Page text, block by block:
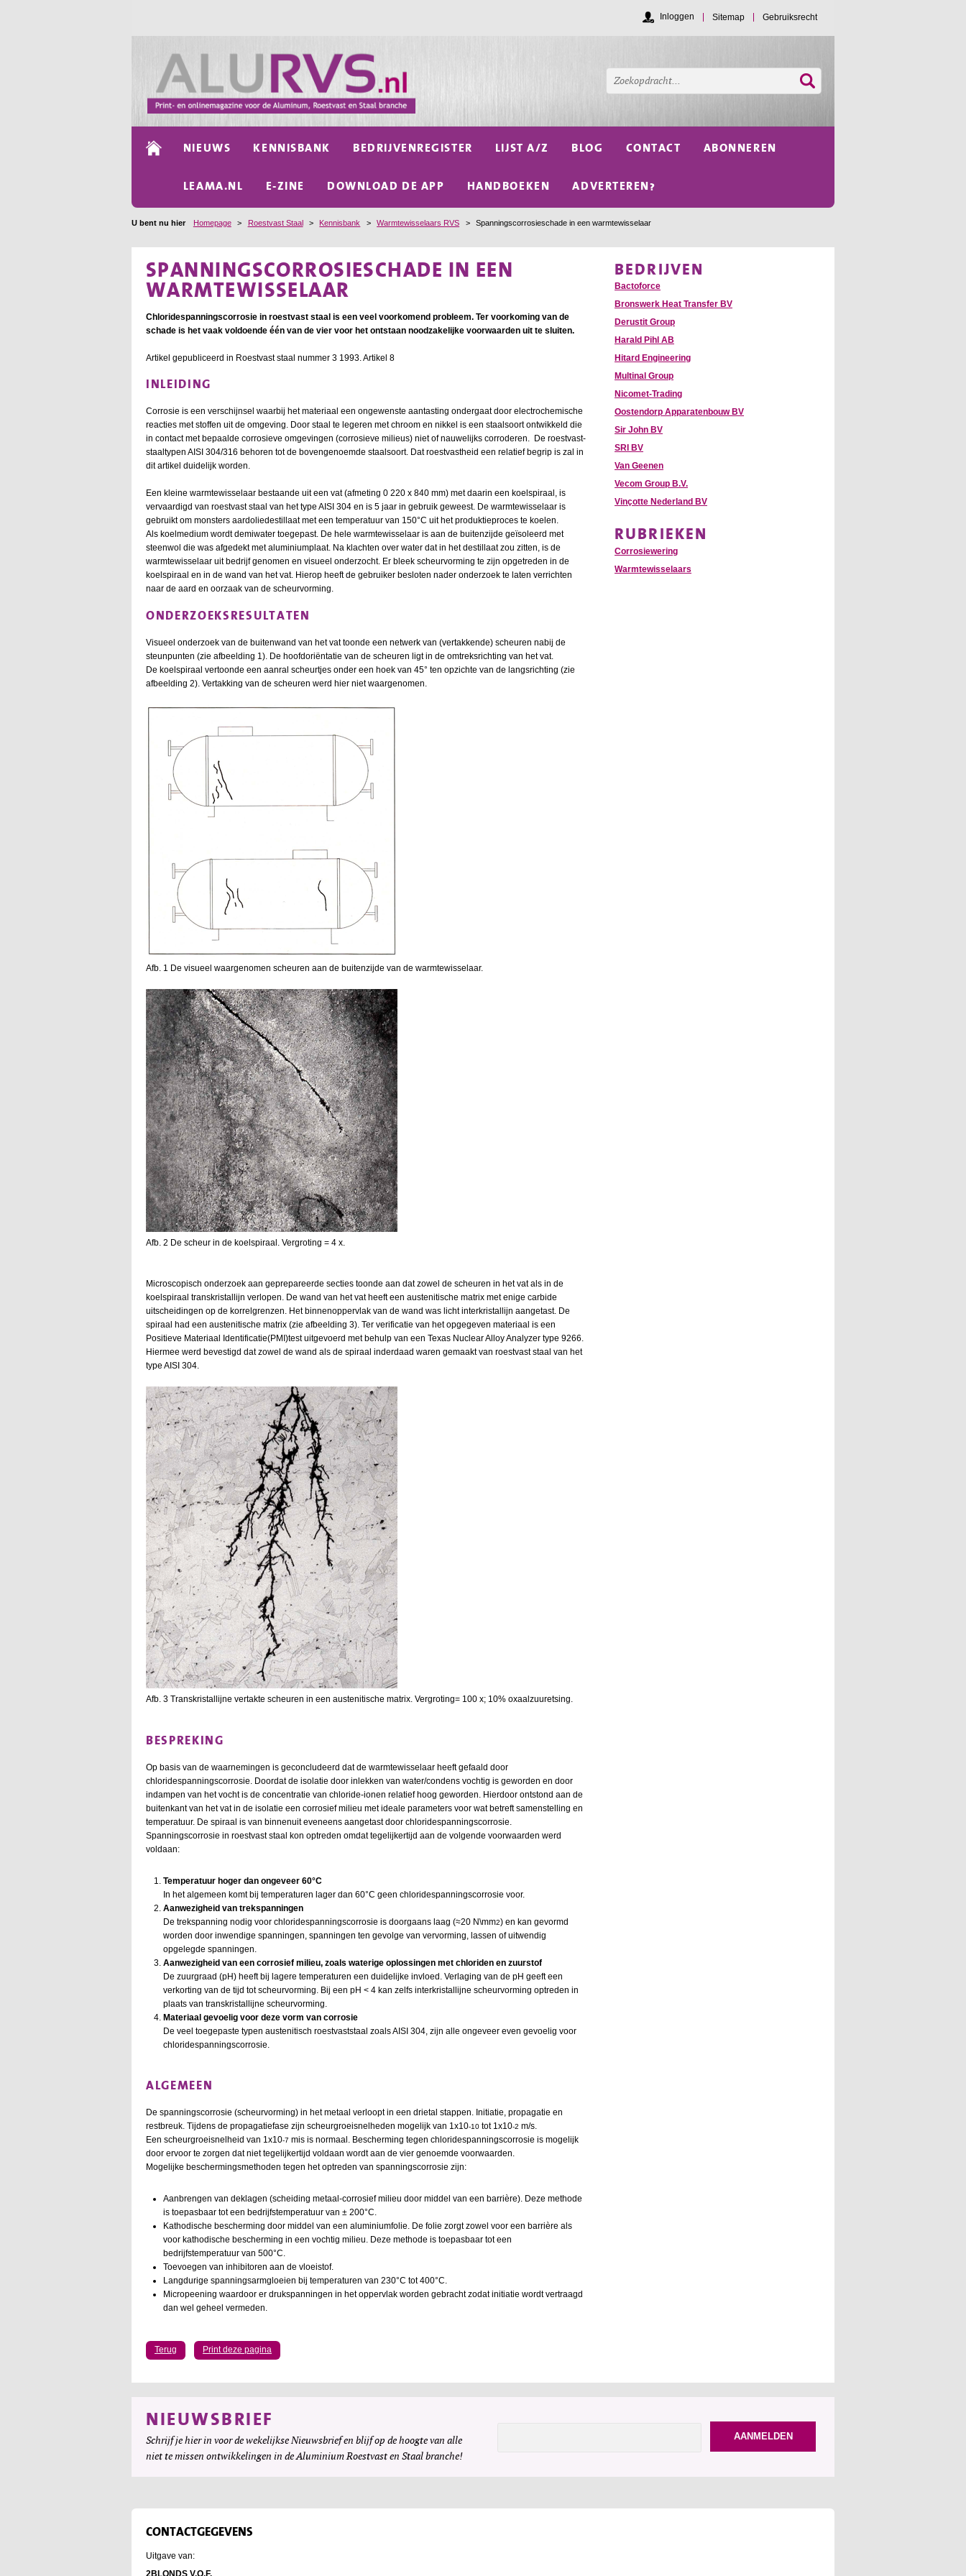
Sitemap Gebruiksrecht
Inloggen
NIEUWS KENNISBANK BEDRIJVENREGISTER LIJST A/Z BLOG CONTACT ABONNEREN
LEAMA.NL E-ZINE DOWNLOAD DE APP HANDBOEKEN ADVERTEREN?
U bent nu hier Homepage > Roestvast Staal > Kennisbank > Warmtewisselaars RVS > Spanningscorrosieschade in een warmtewisselaar
SPANNINGSCORROSIESCHADE IN EEN
WARMTEWISSELAAR
Chloridespanningscorrosie in roestvast staal is een veel voorkomend probleem. Ter voorkoming van de
schade is het vaak voldoende één van de vier voor het ontstaan noodzakelijke voorwaarden uit te sluiten.
Artikel gepubliceerd in Roestvast staal nummer 3 1993. Artikel 8
INLEIDING
Corrosie is een verschijnsel waarbij het materiaal een ongewenste aantasting ondergaat door electrochemische
reacties met stoffen uit de omgeving. Door staal te legeren met chroom en nikkel is een staalsoort ontwikkeld die
in contact met bepaalde corrosieve omgevingen (corrosieve milieus) niet of nauwelijks corroderen. De roestvast-
staaltypen AISI 304/316 behoren tot de bovengenoemde staalsoort. Dat roestvastheid een relatief begrip is zal in
dit artikel duidelijk worden.
Een kleine warmtewisselaar bestaande uit een vat (afmeting 0 220 x 840 mm) met daarin een koelspiraal, is
vervaardigd van roestvast staal van het type AISI 304 en is 5 jaar in gebruik geweest. De warmtewisselaar is
gebruikt om monsters aardoliedestillaat met een temperatuur van 150°C uit het produktieproces te koelen.
Als koelmedium wordt demiwater toegepast. De hele warmtewisselaar is aan de buitenzijde geïsoleerd met
steenwol die was afgedekt met aluminiumplaat. Na klachten over water dat in het destillaat zou zitten, is de
warmtewisselaar uit bedrijf genomen en visueel onderzocht. Er bleek scheurvorming te zijn opgetreden in de
koelspiraal en in de wand van het vat. Hierop heeft de gebruiker besloten nader onderzoek te laten verrichten
naar de aard en oorzaak van de scheurvorming.
ONDERZOEKSRESULTATEN
Visueel onderzoek van de buitenwand van het vat toonde een netwerk van (vertakkende) scheuren nabij de
steunpunten (zie afbeelding 1). De hoofdoriëntatie van de scheuren ligt in de omtreksrichting van het vat.
De koelspiraal vertoonde een aanral scheurtjes onder een hoek van 45° ten opzichte van de langsrichting (zie
afbeelding 2). Vertakking van de scheuren werd hier niet waargenomen.
Afb. 1 De visueel waargenomen scheuren aan de buitenzijde van de warmtewisselaar.
Afb. 2 De scheur in de koelspiraal. Vergroting = 4 x.
Microscopisch onderzoek aan geprepareerde secties toonde aan dat zowel de scheuren in het vat als in de
koelspiraal transkristallijn verlopen. De wand van het vat heeft een austenitische matrix met enige carbide
uitscheidingen op de korrelgrenzen. Het binnenoppervlak van de wand was licht interkristallijn aangetast. De
spiraal had een austenitische matrix (zie afbeelding 3). Ter verificatie van het opgegeven materiaal is een
Positieve Materiaal Identificatie(PMI)test uitgevoerd met behulp van een Texas Nuclear Alloy Analyzer type 9266.
Hiermee werd bevestigd dat zowel de wand als de spiraal inderdaad waren gemaakt van roestvast staal van het
type AISI 304.
Afb. 3 Transkristallijne vertakte scheuren in een austenitische matrix. Vergroting= 100 x; 10% oxaalzuuretsing.
BESPREKING
Op basis van de waarnemingen is geconcludeerd dat de warmtewisselaar heeft gefaald door
chloridespanningscorrosie. Doordat de isolatie door inlekken van water/condens vochtig is geworden en door
indampen van het vocht is de concentratie van chloride-ionen relatief hoog geworden. Hierdoor ontstond aan de
buitenkant van het vat in de isolatie een corrosief milieu met ideale parameters voor wat betreft samenstelling en
temperatuur. De spiraal is van binnenuit eveneens aangetast door chloridespanningscorrosie.
Spanningscorrosie in roestvast staal kon optreden omdat tegelijkertijd aan de volgende voorwaarden werd
voldaan:
Temperatuur hoger dan ongeveer 60°C
In het algemeen komt bij temperaturen lager dan 60°C geen chloridespanningscorrosie voor.
Aanwezigheid van trekspanningen
De trekspanning nodig voor chloridespanningscorrosie is doorgaans laag (≈20 N\mm2) en kan gevormd
worden door inwendige spanningen, spanningen ten gevolge van vervorming, lassen of uitwendig
opgelegde spanningen.
Aanwezigheid van een corrosief milieu, zoals waterige oplossingen met chloriden en zuurstof
De zuurgraad (pH) heeft bij lagere temperaturen een duidelijke invloed. Verlaging van de pH geeft een
verkorting van de tijd tot scheurvorming. Bij een pH < 4 kan zelfs interkristallijne scheurvorming optreden in
plaats van transkristallijne scheurvorming.
Materiaal gevoelig voor deze vorm van corrosie
De veel toegepaste typen austenitisch roestvaststaal zoals AISI 304, zijn alle ongeveer even gevoelig voor
chloridespanningscorrosie.
ALGEMEEN
De spanningscorrosie (scheurvorming) in het metaal verloopt in een drietal stappen. Initiatie, propagatie en
restbreuk. Tijdens de propagatiefase zijn scheurgroeisnelheden mogelijk van 1x10-10 tot 1x10-2 m/s.
Een scheurgroeisnelheid van 1x10-7 mis is normaal. Bescherming tegen chloridespanningscorrosie is mogelijk
door ervoor te zorgen dat niet tegelijkertijd voldaan wordt aan de vier genoemde voorwaarden.
Mogelijke beschermingsmethoden tegen het optreden van spanningscorrosie zijn:
Aanbrengen van deklagen (scheiding metaal-corrosief milieu door middel van een barrière). Deze methode
is toepasbaar tot een bedrijfstemperatuur van ± 200°C.
Kathodische bescherming door middel van een aluminiumfolie. De folie zorgt zowel voor een barrière als
voor kathodische bescherming in een vochtig milieu. Deze methode is toepasbaar tot een
bedrijfstemperatuur van 500°C.
Toevoegen van inhibitoren aan de vloeistof.
Langdurige spanningsarmgloeien bij temperaturen van 230°C tot 400°C.
Micropeening waardoor er drukspanningen in het oppervlak worden gebracht zodat initiatie wordt vertraagd
dan wel geheel vermeden.
Terug Print deze pagina
BEDRIJVEN
Bactoforce
Bronswerk Heat Transfer BV
Derustit Group
Harald Pihl AB
Hitard Engineering
Multinal Group
Nicomet-Trading
Oostendorp Apparatenbouw BV
Sir John BV
SRI BV
Van Geenen
Vecom Group B.V.
Vinçotte Nederland BV
RUBRIEKEN
Corrosiewering
Warmtewisselaars
NIEUWSBRIEF
Schrijf je hier in voor de wekelijkse Nieuwsbrief en blijf op de hoogte van alle
niet te missen ontwikkelingen in de Aluminium Roestvast en Staal branche!
CONTACTGEGEVENS
Uitgave van:
2BLONDS V.O.F.